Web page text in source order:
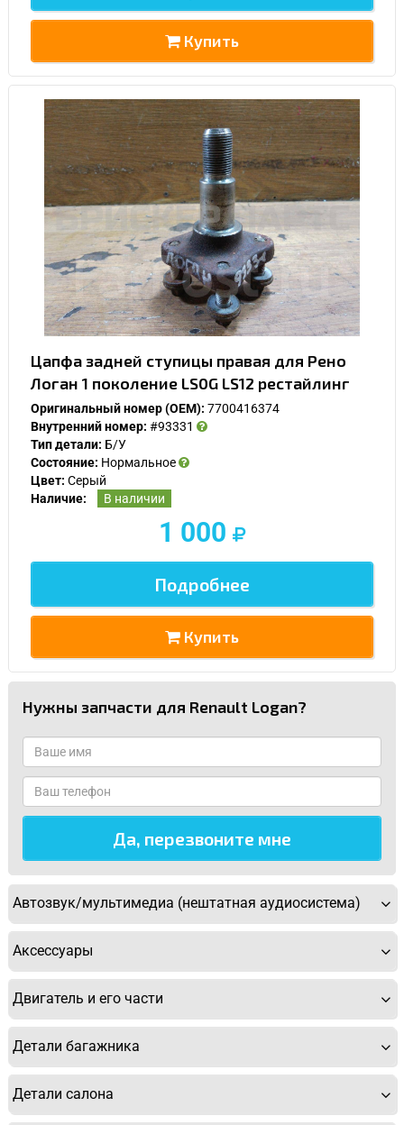
Купить
Цапфа задней ступицы правая для Рено
Логан 1 поколение LS0G LS12 рестайлинг
Оригинальный номер (OEM): 7700416374
Внутренний номер: #93331
Тип детали: Б/У
Состояние: Нормальное
Цвет: Серый
Наличие:
В наличии
1 000
Подробнее
Купить
Нужны запчасти для Renault Logan?
Автозвук/мультимедиа (нештатная аудиосистема)
Аксессуары
Двигатель и его части
Детали багажника
Детали салона